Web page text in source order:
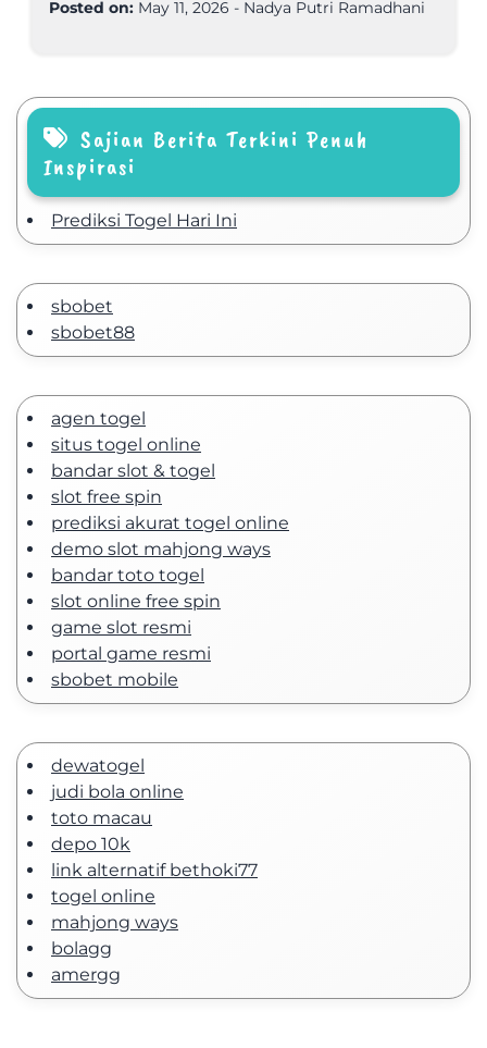
Posted on: May 11, 2026 - Nadya Putri Ramadhani
Sajian Berita Terkini Penuh
Inspirasi
Prediksi Togel Hari Ini
sbobet
sbobet88
agen togel
situs togel online
bandar slot & togel
slot free spin
prediksi akurat togel online
demo slot mahjong ways
bandar toto togel
slot online free spin
game slot resmi
portal game resmi
sbobet mobile
dewatogel
judi bola online
toto macau
depo 10k
link alternatif bethoki77
togel online
mahjong ways
bolagg
amergg